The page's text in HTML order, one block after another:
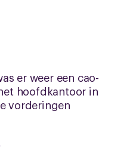
er weer een cao-
hoofdkantoor in
vorderingen